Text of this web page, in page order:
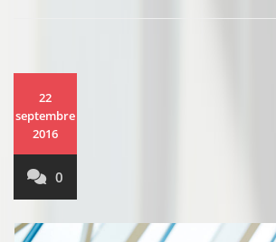
22
septembre
2016
0